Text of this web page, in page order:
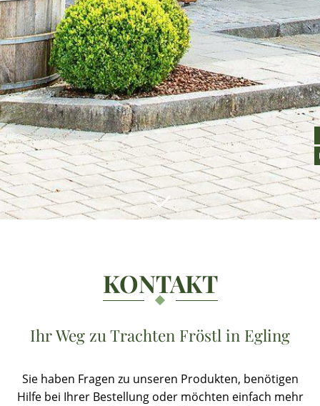
SORTIMENT
DAMEN
HERREN
KINDER
WERKSTATT
KONTAKT
Ihr Weg zu Trachten Fröstl in Egling
Sie haben Fragen zu unseren Produkten, benötigen
Hilfe bei Ihrer Bestellung oder möchten einfach mehr